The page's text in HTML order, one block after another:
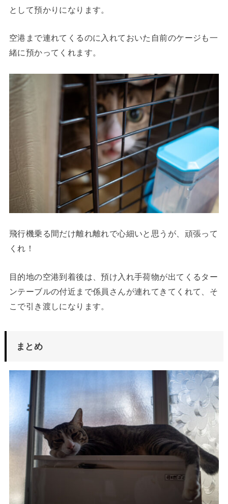
として預かりになります。
空港まで連れてくるのに入れておいた自前のケージも一
緒に預かってくれます。
飛行機乗る間だけ離れ離れで心細いと思うが、頑張って
くれ！
目的地の空港到着後は、預け入れ手荷物が出てくるター
ンテーブルの付近まで係員さんが連れてきてくれて、そ
こで引き渡しになります。
まとめ